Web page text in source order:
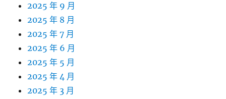
2025 年 9 月
2025 年 8 月
2025 年 7 月
2025 年 6 月
2025 年 5 月
2025 年 4 月
2025 年 3 月